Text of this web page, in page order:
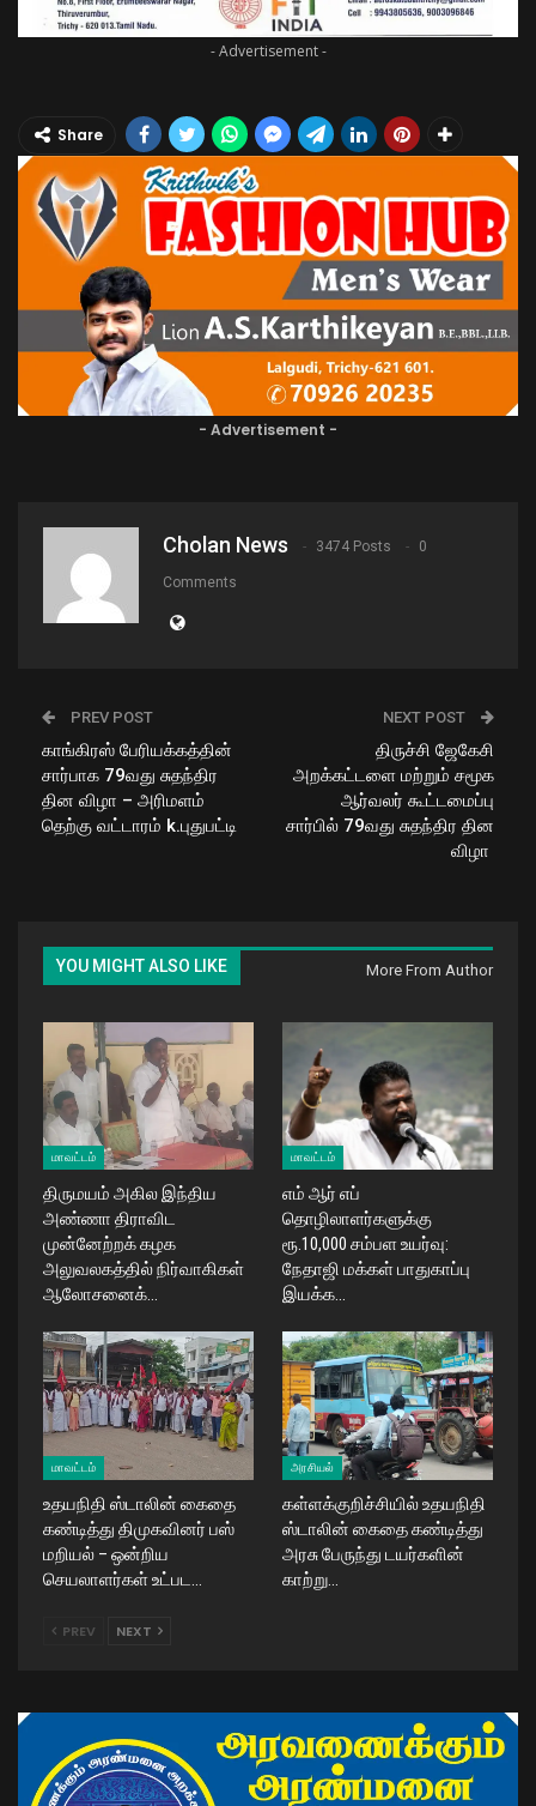
- Advertisement -
Share
- Advertisement -
Cholan News 3474 Posts 0
Comments
PREV POST
காங்கிரஸ் பேரியக்கத்தின்
சார்பாக 79வது சுதந்திர
தின விழா – அரிமளம்
தெற்கு வட்டாரம் k.புதுபட்டி
NEXT POST
திருச்சி ஜேகேசி
அறக்கட்டளை மற்றும் சமூக
ஆர்வலர் கூட்டமைப்பு
சார்பில் 79வது சுதந்திர தின
விழா
YOU MIGHT ALSO LIKE More From Author
மாவட்டம்
திருமயம் அகில இந்திய
அண்ணா திராவிட
முன்னேற்றக் கழக
அலுவலகத்தில் நிர்வாகிகள்
ஆலோசனைக்…
மாவட்டம்
எம் ஆர் எப்
தொழிலாளர்களுக்கு
ரூ.10,000 சம்பள உயர்வு:
நேதாஜி மக்கள் பாதுகாப்பு
இயக்க…
மாவட்டம்
உதயநிதி ஸ்டாலின் கைதை
கண்டித்து திமுகவினர் பஸ்
மறியல் – ஒன்றிய
செயலாளர்கள் உட்பட…
அரசியல்
கள்ளக்குறிச்சியில் உதயநிதி
ஸ்டாலின் கைதை கண்டித்து
அரசு பேருந்து டயர்களின்
காற்று…
PREV NEXT